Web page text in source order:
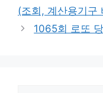
리
(조회, 계산용기구
1065회 로또